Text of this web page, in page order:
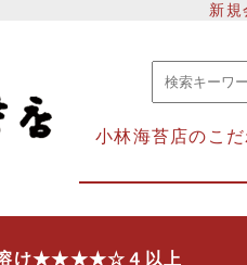
新規
小林海苔店のこだ
け★★★★☆４以上